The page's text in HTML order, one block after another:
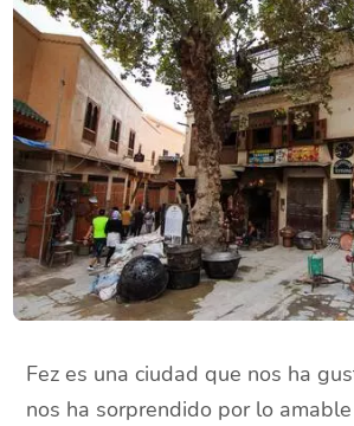
Fez es una ciudad que nos ha
nos ha sorprendido por lo